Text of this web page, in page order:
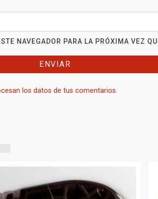
NAVEGADOR PARA LA PRÓXIMA VEZ
los datos de tus comentarios.